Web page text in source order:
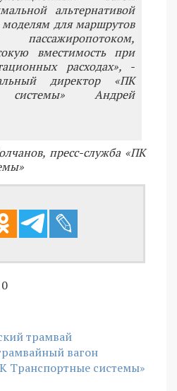
альтернативой
для маршрутов
вместимость при
расходах», -
директор «ПК
системы» Андрей
пресс-служба «ПК
трамвай
вагон
Транспортные системы»